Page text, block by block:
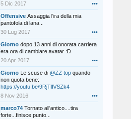
5 Dic 2017
•••
Offensive Assaggia l'ira della mia
pantofola di lana...
30 Lug 2017
•••
Giorno dopo 13 anni di onorata carriera
era ora di cambiare avatar :D
20 Apr 2017
•••
Giorno Le scuse di @ZZ top quando
non quota bene:
https://youtu.be/9RjTlfVSZk4
8 Nov 2016
•••
marco74 Tornato all'antico....tira
forte...finisce punto...